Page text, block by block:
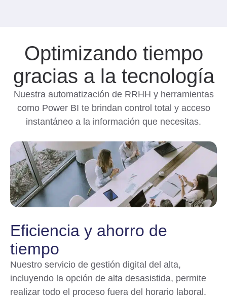
Optimizando tiempo
gracias a la tecnología
Nuestra automatización de RRHH y herramientas
como Power BI te brindan control total y acceso
instantáneo a la información que necesitas.
Eficiencia y ahorro de
tiempo
Nuestro servicio de gestión digital del alta,
incluyendo la opción de alta desasistida, permite
realizar todo el proceso fuera del horario laboral.